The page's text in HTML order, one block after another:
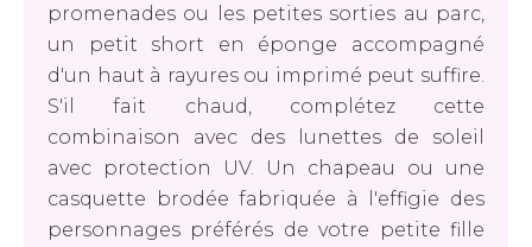
promenades ou les petites sorties au parc,
un petit short en éponge accompagné
d'un haut à rayures ou imprimé peut suffire.
S'il fait chaud, complétez cette
combinaison avec des lunettes de soleil
avec protection UV. Un chapeau ou une
casquette brodée fabriquée à l'effigie des
personnages préférés de votre petite fille